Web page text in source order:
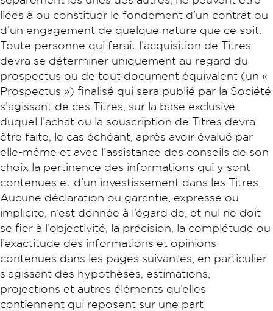
liées à ou constituer le fondement d’un contrat ou
d’un engagement de quelque nature que ce soit.
Toute personne qui ferait l’acquisition de Titres
devra se déterminer uniquement au regard du
prospectus ou de tout document équivalent (un «
Prospectus ») finalisé qui sera publié par la Société
s’agissant de ces Titres, sur la base exclusive
duquel l’achat ou la souscription de Titres devra
être faite, le cas échéant, après avoir évalué par
elle-même et avec l’assistance des conseils de son
choix la pertinence des informations qui y sont
contenues et d’un investissement dans les Titres.
Aucune déclaration ou garantie, expresse ou
implicite, n’est donnée à l’égard de, et nul ne doit
se fier à l’objectivité, la précision, la complétude ou
l’exactitude des informations et opinions
contenues dans les pages suivantes, en particulier
s’agissant des hypothèses, estimations,
projections et autres éléments qu’elles
contiennent qui reposent sur une part